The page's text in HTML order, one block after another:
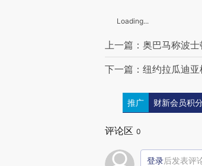
Loading...
上一篇：奥巴马称波
下一篇：纽约拉瓜迪
推广 财新会员积
评论区 0
登录后发表评